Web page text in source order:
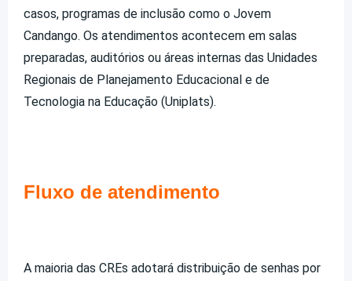
casos, programas de inclusão como o Jovem
Candango. Os atendimentos acontecem em salas
preparadas, auditórios ou áreas internas das Unidades
Regionais de Planejamento Educacional e de
Tecnologia na Educação (Uniplats).
Fluxo de atendimento
A maioria das CREs adotará distribuição de senhas por